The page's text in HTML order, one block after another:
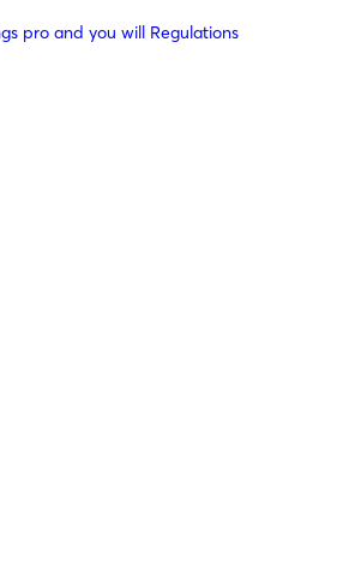
pro and you will Regulations